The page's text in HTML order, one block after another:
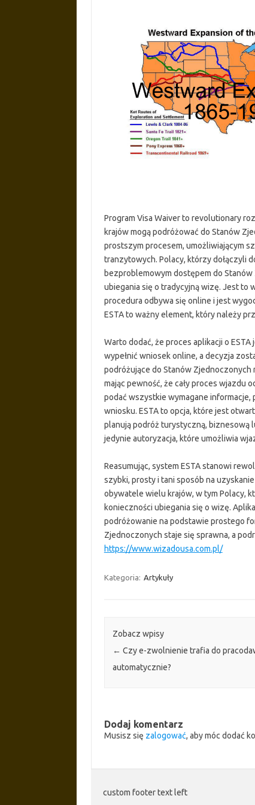
Program Visa Waiver to revolutionary
krajów mogą podróżować do Stanów
prostszym procesem, umożliwiającym
tranzytowych. Polacy, którzy dołączyli
bezproblemowym dostępem do
ubiegania się o tradycyjną wizę. Jest to
procedura odbywa się online i jest
ESTA to ważny element, który należy
Warto dodać, że proces aplikacji o
wypełnić wniosek online, a decyzja
podróżujące do Stanów
mając pewność, że cały proces wjazdu
podać wszystkie wymagane
wniosku. ESTA to opcja, które jest
planują podróż turystyczną, biznesową
jedynie autoryzacja, które umożliwia
Reasumując, system ESTA stanowi
szybki, prosty i tani sposób na
obywatele wielu krajów, w tym Polacy,
konieczności ubiegania się o wizę.
podróżowanie na podstawie prostego
Zjednoczonych staje się sprawna, a
https://www.wizadousa.com.pl/
Kategoria: Artykuły
Zobacz wpisy
← Czy e-zwolnienie trafia do
automatycznie?
Dodaj komentarz
Musisz się zalogować, aby móc dodać
custom footer text left